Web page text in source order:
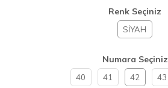
Renk Seçiniz
SİYAH
Numara Seçiniz
40 41 42 43